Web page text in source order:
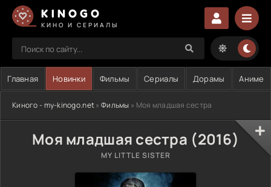
KINOGO
КИНО И СЕРИАЛЫ
Главная Новинки Фильмы Сериалы Дорамы Аниме
Киного - my-kinogo.net»Фильмы » Моя младшая сестра
Моя младшая сестра (2016)
MY LITTLE SISTER